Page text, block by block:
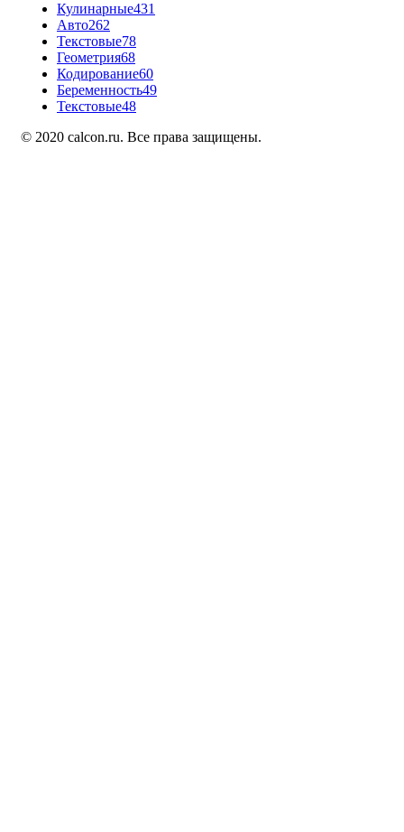
Кулинарные431
Авто262
Текстовые78
Геометрия68
Кодирование60
Беременность49
Текстовые48
© 2020 calcon.ru. Все права защищены.